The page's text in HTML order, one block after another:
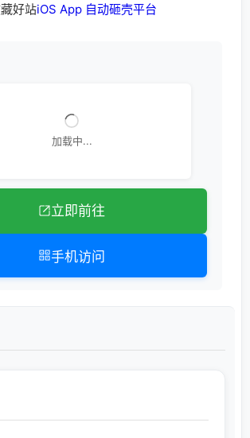
好站iOS App 自动砸壳平台
加载中...
立即前往
手机访问